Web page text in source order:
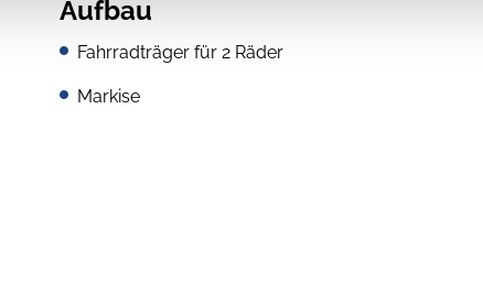
Aufbau
Fahrradträger für 2 Räder
Markise